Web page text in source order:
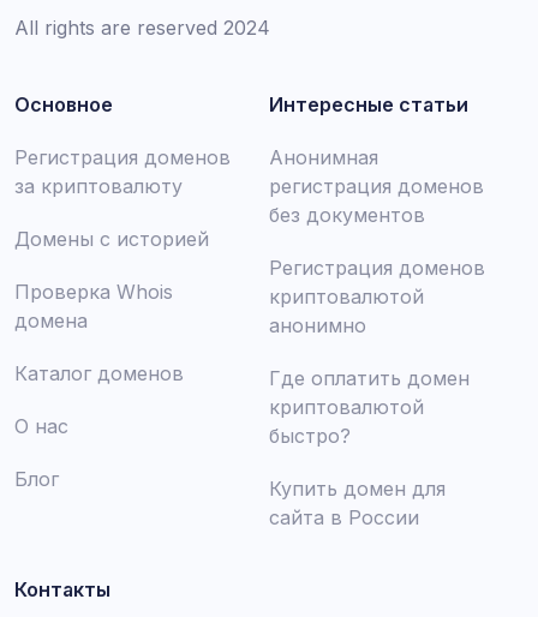
All rights are reserved 2024
Основное
Регистрация доменов
за криптовалюту
Домены с историей
Проверка Whois
домена
Каталог доменов
О нас
Блог
Интересные статьи
Анонимная
регистрация доменов
без документов
Регистрация доменов
криптовалютой
анонимно
Где оплатить домен
криптовалютой
быстро?
Купить домен для
сайта в России
Контакты